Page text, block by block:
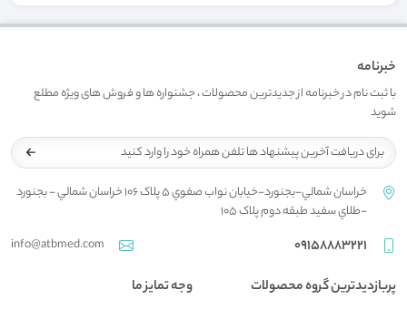
خبرنامه
با ثبت نام در خبرنامه از جدیدترین محصولات ، جشنواره ها و فروش های ویژه مطلع
شوید
خراسان شمالي-بجنورد-خيابان نواب صفوي 5 پلاک 106 خراسان شمالي - بجنورد
-طلاي سفيد طبقه دوم پلاک 105
09158883221
info@atbmed.com
پربازدیدترین گروه محصولات وجه تمایز ما